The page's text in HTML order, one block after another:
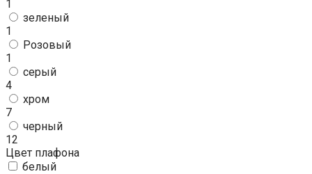
1
зеленый
1
Розовый
1
серый
4
хром
7
черный
12
Цвет плафона
белый